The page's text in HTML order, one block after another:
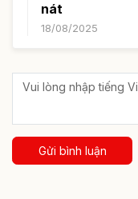
nát
18/08/2025
Gửi bình luận